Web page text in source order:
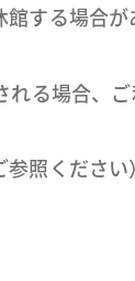
する場合
る場合、
照ください）